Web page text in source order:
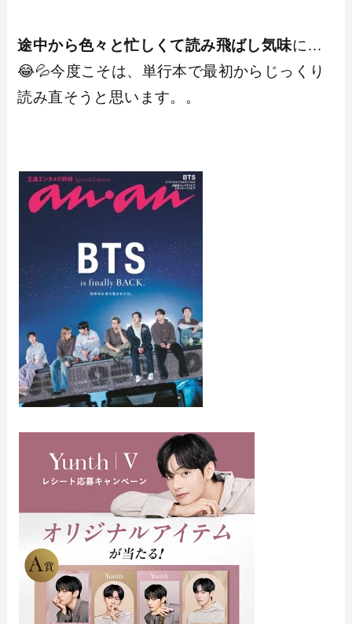
途中から色々と忙しくて読み飛ばし気味に…
😂💦今度こそは、単行本で最初からじっくり
読み直そうと思います。。